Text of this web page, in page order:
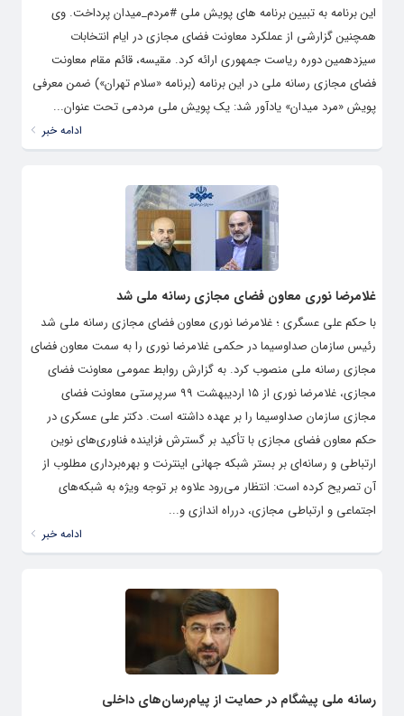
این برنامه به تبیین برنامه های پویش ملی #مردم_میدان پرداخت. وی
همچنین گزارشی از عملکرد معاونت فضای مجازی در ایام انتخابات
سیزدهمین دوره ریاست جمهوری ارائه کرد. مقیسه، قائم مقام معاونت
فضای مجازی رسانه ملی در این برنامه (برنامه «سلام تهران») ضمن معرفی
پویش «مرد میدان» یادآور شد: یک پویش ملی مردمی تحت عنوان...
ادامه خبر
غلامرضا نوری معاون فضای مجازی رسانه ملی شد
با حکم علی عسگری ؛ غلامرضا نوری معاون فضای مجازی رسانه ملی شد
رئیس سازمان صداوسیما در حکمی غلامرضا نوری را به سمت معاون فضای
مجازی رسانه ملی منصوب کرد. به گزارش روابط عمومی معاونت فضای
مجازی، غلامرضا نوری از ۱۵ اردیبهشت ۹۹ سرپرستی معاونت فضای
مجازی سازمان صداوسیما را بر عهده داشته است. دکتر علی عسکری در
حکم معاون فضای مجازی با تأکید بر گسترش فزاینده فناوری‌های نوین
ارتباطی و رسانه‌ای بر بستر شبکه جهانی اینترنت و بهره‌برداری مطلوب از
آن تصریح کرده است: انتظار می‌رود علاوه بر توجه ویژه به شبکه‌های
اجتماعی و ارتباطی مجازی، درراه اندازی و...
ادامه خبر
رسانه ملی پیشگام در حمایت از پیام‌رسان‌های داخلی